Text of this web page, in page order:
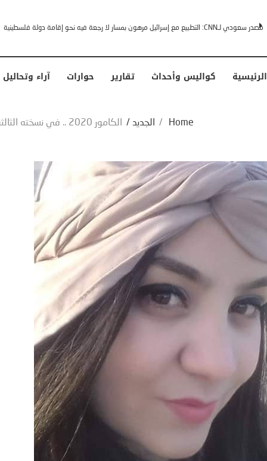
البابا: “لا أخشى ترامب” .. ردا على انتقادات وجهها له الرئيس الأمريكي
الرئيسية كواليس وأحداث تقارير حوارات آراء وتحاليل
Home
/ الجديد / الكامور 2020 .. في نسخته الثالثة